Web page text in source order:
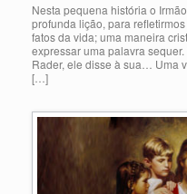
Nesta pequena história o
profunda lição, para
fatos da vida; uma maneira
expressar uma palavra
Rader, ele disse à sua… Uma
[…]